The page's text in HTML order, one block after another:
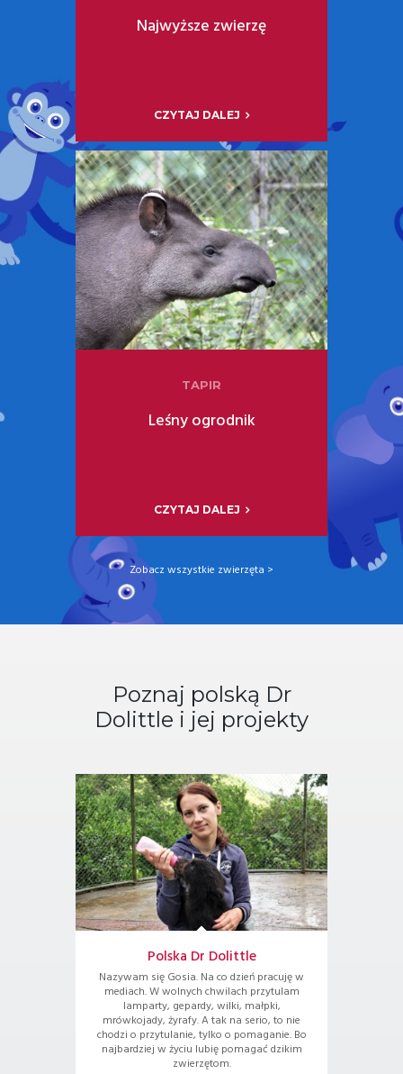
Najwyższe zwierzę
CZYTAJ DALEJ
TAPIR
Leśny ogrodnik
CZYTAJ DALEJ
Zobacz wszystkie zwierzęta >
Poznaj polską Dr
Dolittle i jej projekty
Polska Dr Dolittle
Nazywam się Gosia. Na co dzień pracuję w
mediach. W wolnych chwilach przytulam
lamparty, gepardy, wilki, małpki,
mrówkojady, żyrafy. A tak na serio, to nie
chodzi o przytulanie, tylko o pomaganie. Bo
najbardziej w życiu lubię pomagać dzikim
zwierzętom.